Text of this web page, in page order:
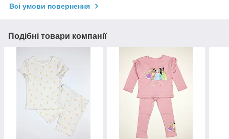
Всі умови повернення
Подібні товари компанії